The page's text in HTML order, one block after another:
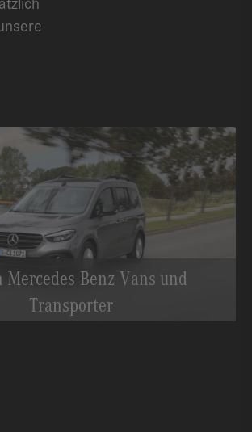
Mercedes-Benz Vans und
Transporter